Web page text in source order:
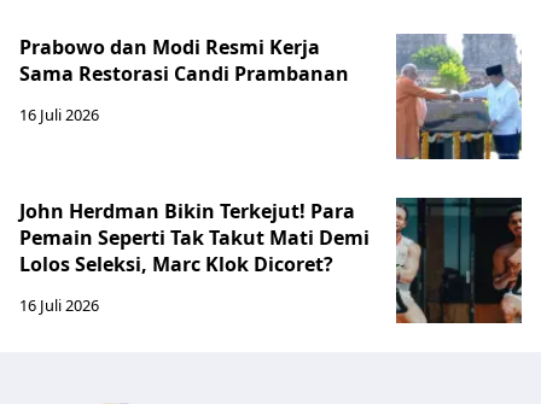
Prabowo dan Modi Resmi Kerja
Sama Restorasi Candi Prambanan
16 Juli 2026
John Herdman Bikin Terkejut! Para
Pemain Seperti Tak Takut Mati Demi
Lolos Seleksi, Marc Klok Dicoret?
16 Juli 2026